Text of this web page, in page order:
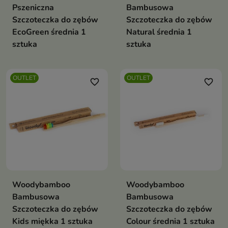
Pszeniczna
Szczoteczka do zębów
EcoGreen średnia 1
sztuka
Bambusowa
Szczoteczka do zębów
Natural średnia 1
sztuka
OUTLET favorite_border
Woodybamboo
Bambusowa
Szczoteczka do zębów
Kids miękka 1 sztuka
OUTLET favorite_border
Woodybamboo
Bambusowa
Szczoteczka do zębów
Colour średnia 1 sztuka